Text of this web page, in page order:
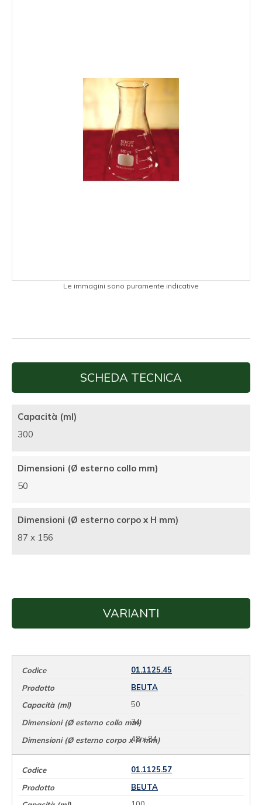
Le immagini sono puramente indicative
SCHEDA TECNICA
Capacità (ml)
300
Dimensioni (Ø esterno collo mm)
50
Dimensioni (Ø esterno corpo x H mm)
87 x 156
VARIANTI
01.1125.45
BEUTA
50
34
48 x 84
01.1125.57
BEUTA